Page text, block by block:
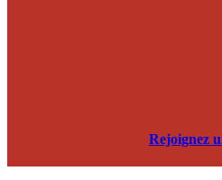
Rejoignez